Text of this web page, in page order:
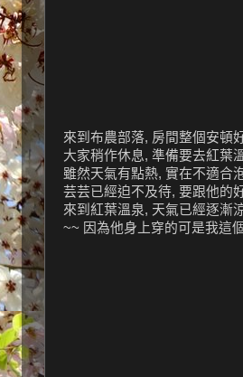
來到布農部落, 房間整個安頓
大家稍作休息, 準備要去紅葉
雖然天氣有點熱, 實在不適合
芸芸已經迫不及待, 要跟他的
來到紅葉溫泉, 天氣已經逐漸
~~ 因為他身上穿的可是我這